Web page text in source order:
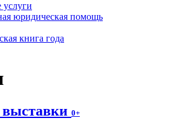
юридическая помощь
книга года
выставки 0+